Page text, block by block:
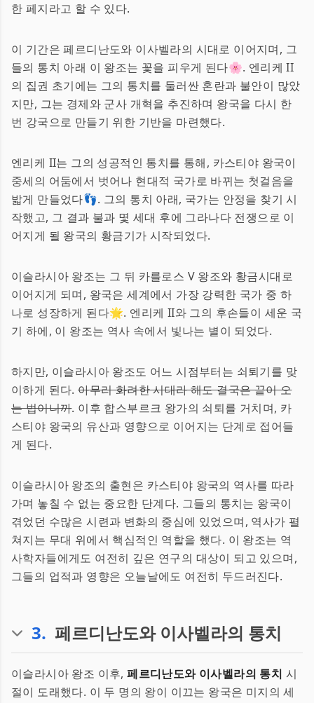
한 페지라고 할 수 있다.
이 기간은 페르디난도와 이사벨라의 시대로 이어지며, 그
들의 통치 아래 이 왕조는 꽃을 피우게 된다🌸. 엔리케 II
의 집권 초기에는 그의 통치를 둘러싼 혼란과 불안이 많았
지만, 그는 경제와 군사 개혁을 추진하며 왕국을 다시 한
번 강국으로 만들기 위한 기반을 마련했다.
엔리케 II는 그의 성공적인 통치를 통해, 카스티야 왕국이
중세의 어둠에서 벗어나 현대적 국가로 바뀌는 첫걸음을
밟게 만들었다👣. 그의 통치 아래, 국가는 안정을 찾기 시
작했고, 그 결과 불과 몇 세대 후에 그라나다 전쟁으로 이
어지게 될 왕국의 황금기가 시작되었다.
이슬라시아 왕조는 그 뒤 카를로스 V 왕조와 황금시대로
이어지게 되며, 왕국은 세계에서 가장 강력한 국가 중 하
나로 성장하게 된다🌟. 엔리케 II와 그의 후손들이 세운 국
기 하에, 이 왕조는 역사 속에서 빛나는 별이 되었다.
하지만, 이슬라시아 왕조도 어느 시점부터는 쇠퇴기를 맞
이하게 된다.아무리 화려한 시대라 해도 결국은 끝이 오
는 법이니까. 이후 합스부르크 왕가의 쇠퇴를 거치며, 카
스티야 왕국의 유산과 영향으로 이어지는 단계로 접어들
게 된다.
이슬라시아 왕조의 출현은 카스티야 왕국의 역사를 따라
가며 놓칠 수 없는 중요한 단계다. 그들의 통치는 왕국이
겪었던 수많은 시련과 변화의 중심에 있었으며, 역사가 펼
쳐지는 무대 위에서 핵심적인 역할을 했다. 이 왕조는 역
사학자들에게도 여전히 깊은 연구의 대상이 되고 있으며,
그들의 업적과 영향은 오늘날에도 여전히 두드러진다.
3. 페르디난도와 이사벨라의 통치
이슬라시아 왕조 이후,페르디난도와 이사벨라의 통치 시
절이 도래했다. 이 두 명의 왕이 이끄는 왕국은 미지의 세